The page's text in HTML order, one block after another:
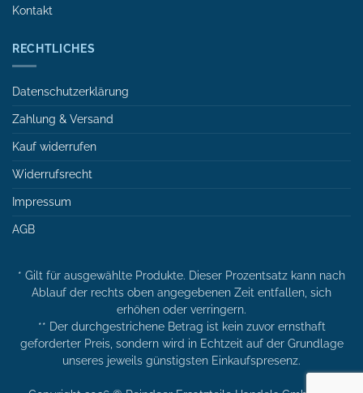
Kontakt
RECHTLICHES
Datenschutzerklärung
Zahlung & Versand
Kauf widerrufen
Widerrufsrecht
Impressum
AGB
* Gilt für ausgewählte Produkte. Dieser Prozentsatz kann nach
Ablauf der rechts oben angegebenen Zeit entfallen, sich
erhöhen oder verringern.
** Der durchgestrichene Betrag ist kein zuvor ernsthaft
geforderter Preis, sondern wird in Echtzeit auf der Grundlage
unseres jeweils günstigsten Einkaufspresenz.